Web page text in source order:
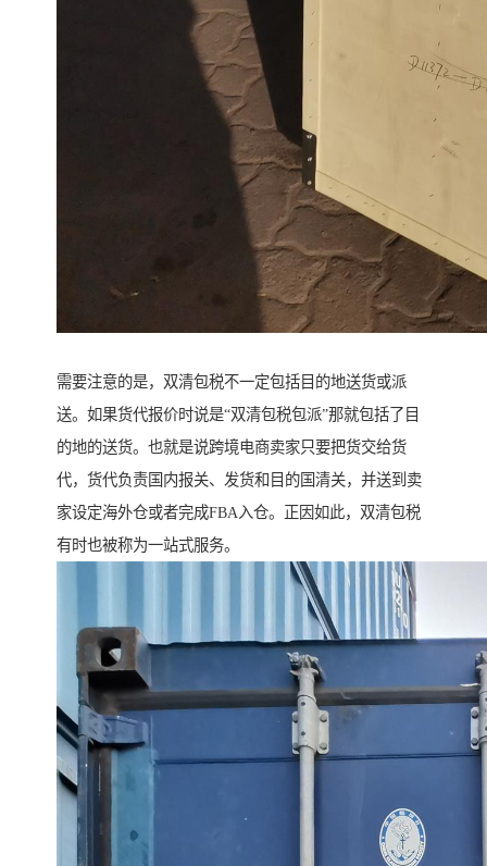
需要注意的是，双清包税不一定包括目的地送货或派
送。如果货代报价时说是“双清包税包派”那就包括了目
的地的送货。也就是说跨境电商卖家只要把货交给货
代，货代负责国内报关、发货和目的国清关，并送到卖
家设定海外仓或者完成FBA入仓。正因如此，双清包税
有时也被称为一站式服务。